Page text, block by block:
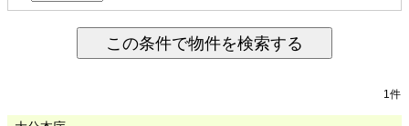
この条件で物件を検索する
1件